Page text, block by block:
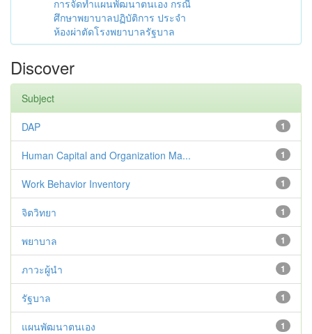
การจัดทำแผนพัฒนาตนเอง กรณี
ศึกษาพยาบาลปฏิบัติการ ประจำ
ห้องผ่าตัดโรงพยาบาลรัฐบาล
Discover
Subject
1
DAP
1
Human Capital and Organization Ma...
1
Work Behavior Inventory
1
จิตวิทยา
1
พยาบาล
1
ภาวะผู้นำ
1
รัฐบาล
1
แผนพัฒนาตนเอง